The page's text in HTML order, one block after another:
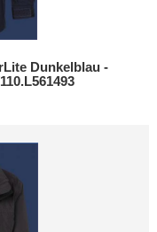
Dunkelblau -